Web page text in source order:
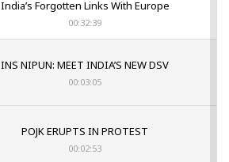
India’s Forgotten Links With Europe
00:32:39
INS NIPUN: MEET INDIA’S NEW DSV
00:03:05
POJK ERUPTS IN PROTEST
00:02:53